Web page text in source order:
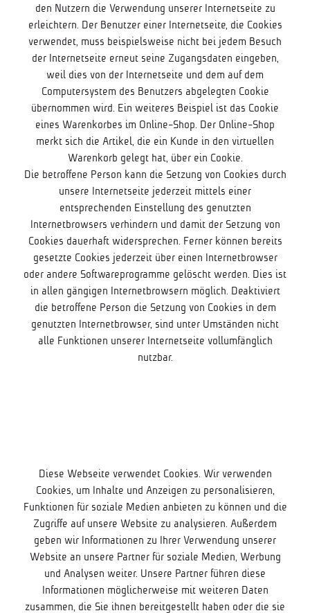
den Nutzern die Verwendung unserer Internetseite zu
erleichtern. Der Benutzer einer Internetseite, die Cookies
verwendet, muss beispielsweise nicht bei jedem Besuch
der Internetseite erneut seine Zugangsdaten eingeben,
weil dies von der Internetseite und dem auf dem
Computersystem des Benutzers abgelegten Cookie
übernommen wird. Ein weiteres Beispiel ist das Cookie
eines Warenkorbes im Online-Shop. Der Online-Shop
merkt sich die Artikel, die ein Kunde in den virtuellen
Warenkorb gelegt hat, über ein Cookie.
Die betroffene Person kann die Setzung von Cookies durch
unsere Internetseite jederzeit mittels einer
entsprechenden Einstellung des genutzten
Internetbrowsers verhindern und damit der Setzung von
Cookies dauerhaft widersprechen. Ferner können bereits
gesetzte Cookies jederzeit über einen Internetbrowser
oder andere Softwareprogramme gelöscht werden. Dies ist
in allen gängigen Internetbrowsern möglich. Deaktiviert
die betroffene Person die Setzung von Cookies in dem
genutzten Internetbrowser, sind unter Umständen nicht
alle Funktionen unserer Internetseite vollumfänglich
nutzbar.
Diese Webseite verwendet Cookies. Wir verwenden
Cookies, um Inhalte und Anzeigen zu personalisieren,
Funktionen für soziale Medien anbieten zu können und die
Zugriffe auf unsere Website zu analysieren. Außerdem
geben wir Informationen zu Ihrer Verwendung unserer
Website an unsere Partner für soziale Medien, Werbung
und Analysen weiter. Unsere Partner führen diese
Informationen möglicherweise mit weiteren Daten
zusammen, die Sie ihnen bereitgestellt haben oder die sie